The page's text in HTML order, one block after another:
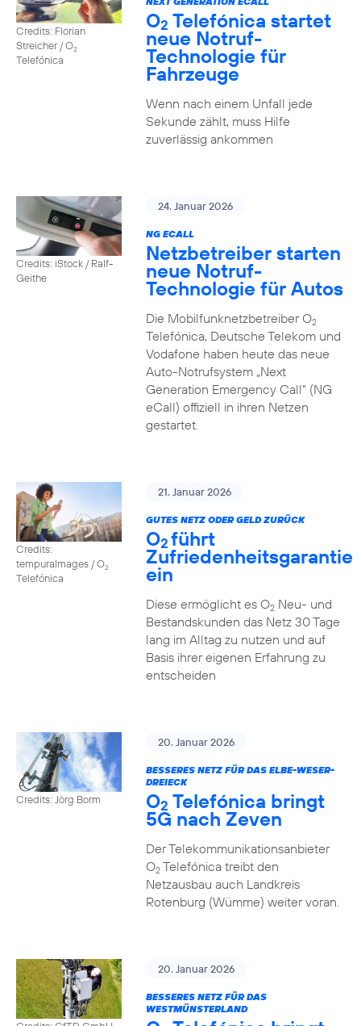
Credits: Florian
Streicher / O2
Telefónica
O2 Telefónica startet
neue Notruf-
Technologie für
Fahrzeuge
Wenn nach einem Unfall jede
Sekunde zählt, muss Hilfe
zuverlässig ankommen
Credits: iStock / Ralf-
Geithe
24. Januar 2026
NG ECALL
Netzbetreiber starten
neue Notruf-
Technologie für Autos
Die Mobilfunknetzbetreiber O2
Telefónica, Deutsche Telekom und
Vodafone haben heute das neue
Auto-Notrufsystem „Next
Generation Emergency Call“ (NG
eCall) offiziell in ihren Netzen
gestartet.
Credits:
tempuraImages / O2
Telefónica
21. Januar 2026
GUTES NETZ ODER GELD ZURÜCK
O2führt
Zufriedenheitsgarantie
ein
Diese ermöglicht es O2Neu- und
Bestandskunden das Netz 30 Tage
lang im Alltag zu nutzen und auf
Basis ihrer eigenen Erfahrung zu
entscheiden
Credits: Jörg Borm
20. Januar 2026
BESSERES NETZ FÜR DAS ELBE-WESER-
DREIECK
O2 Telefónica bringt
5G nach Zeven
Der Telekommunikationsanbieter
O2Telefónica treibt den
Netzausbau auch Landkreis
Rotenburg (Wümme) weiter voran.
20. Januar 2026
BESSERES NETZ FÜR DAS
WESTMÜNSTERLAND